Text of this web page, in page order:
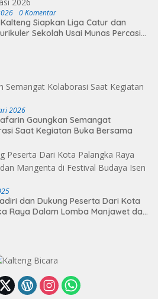
0 Komentar
Siapkan Liga Catur dan
Sekolah Usai Munas Percasi
2026
Gaungkan Semangat
Saat Kegiatan Buka Bersama
dan Dukung Peserta Dari Kota
Raya Dalam Lomba Manjawet dan